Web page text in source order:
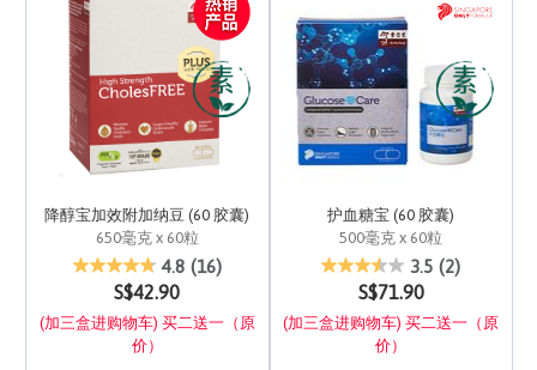
降醇宝加效附加纳豆 (60 胶囊)
650毫克 x 60粒
5 out of 5 Customer Rating
4.8 (16)
S$42.90
(加三盒进购物车) 买二送一（原
价）
护血糖宝 (60 胶囊)
500毫克 x 60粒
5 out of 5 Customer
3.5 (2)
S$71.90
(加三盒进购物车) 买二送一（原
价）